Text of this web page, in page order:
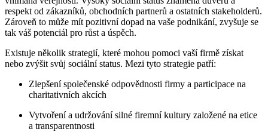
respekt od zákazníků, obchodních partnerů a ostatních stakeholderů.
Zároveň to může mít pozitivní dopad na vaše podnikání, zvyšuje se
tak váš potenciál pro růst a úspěch.
Existuje několik strategií, které mohou pomoci vaší firmě získat
nebo zvýšit svůj sociální status. Mezi tyto strategie patří:
Zlepšení společenské odpovědnosti firmy a participace na
charitativních akcích
Vytvoření a udržování silné firemní kultury založené na etice
a transparentnosti